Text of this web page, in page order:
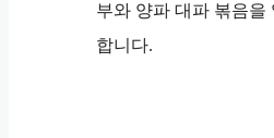
부와 양파 대파 볶음을
합니다.